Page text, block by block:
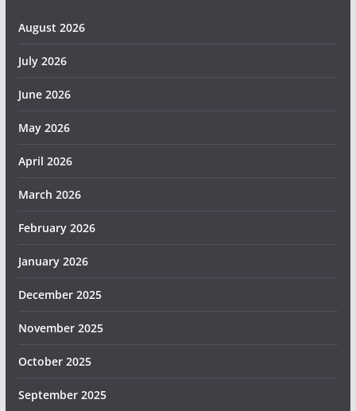
August 2026
July 2026
June 2026
May 2026
April 2026
March 2026
February 2026
January 2026
December 2025
November 2025
October 2025
September 2025